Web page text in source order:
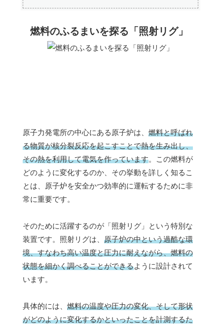
燃料のふるまいを探る「照射リグ」
原子力発電所の中心にある原子炉は、 燃料と呼ばれ
る物質が核分裂反応を起こすことで熱を生み出し、
その熱を利用して電気を作っています。この燃料が
どのように変化するのか、その挙動を詳しく知るこ
とは、原子炉を安全かつ効率的に運転するために非
常に重要です。
そのために活躍するのが「照射リグ」という特別な
装置です。照射リグは、 原子炉の中という過酷な環
境、すなわち高い温度と圧力に耐えながら、燃料の
状態を細かく調べることができるように設計されて
います。
具体的には、 燃料の温度や圧力の変化、そして形状
がどのように変化するかといったことを計測するた